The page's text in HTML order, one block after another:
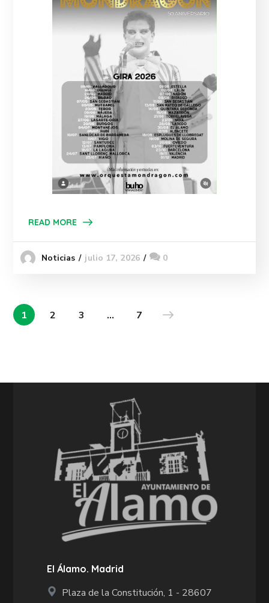
READ MORE
Noticias julio 17, 2026 0
1 2 3 … 7
El Álamo. Madrid
Plaza de la Constitución, 1 - 28607